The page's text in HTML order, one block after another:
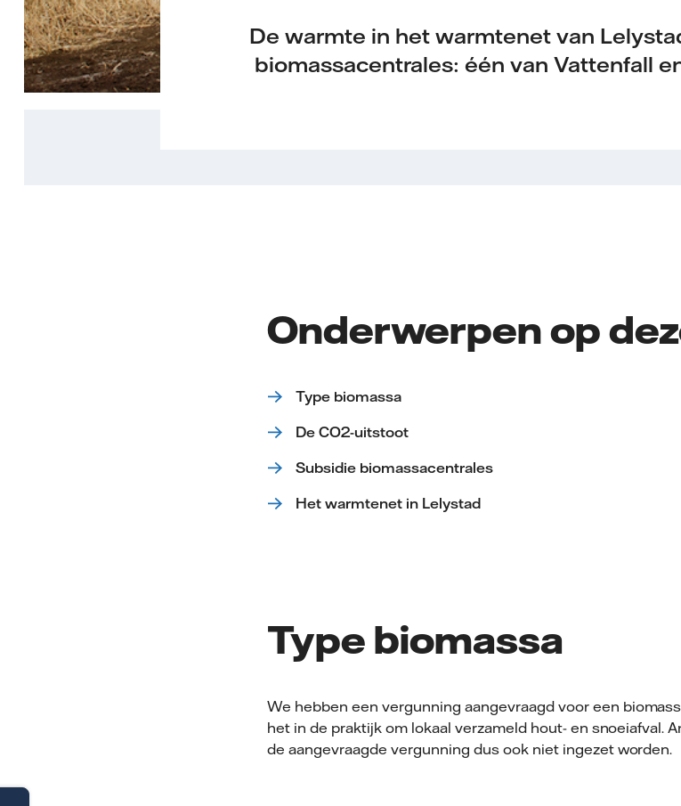
De warmte in het warmtenet van
biomassacentrales: één van Vattenfall
Onderwerpen op
Type biomassa
De CO2-uitstoot
Subsidie biomassacentrales
Het warmtenet in Lelystad
Type biomassa
We hebben een vergunning aangevraagd voor een
het in de praktijk om lokaal verzameld hout- en snoeiafval.
de aangevraagde vergunning dus ook niet ingezet worden.